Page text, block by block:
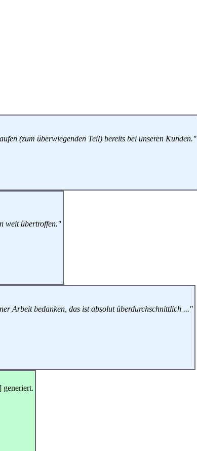
(zum überwiegenden Teil) bereits bei unseren Kunden."
weit übertroffen."
Arbeit bedanken, das ist absolut überdurchschnittlich ..."
generiert.